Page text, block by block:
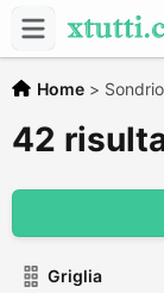
Home > Sondrio
42
Griglia